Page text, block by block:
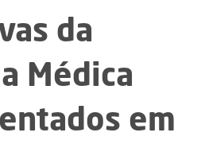
da
Médica
em